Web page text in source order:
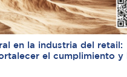
en la industria del retail:
el cumplimiento y